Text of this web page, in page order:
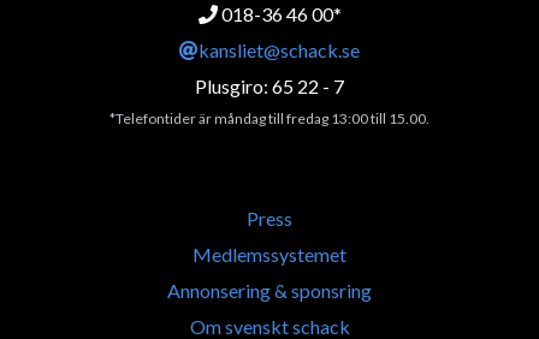
018-36 46 00*
kansliet@schack.se
Plusgiro: 65 22 - 7
*Telefontider är måndag till fredag 13:00 till 15.00.
Press
Medlemssystemet
Annonsering & sponsring
Om svenskt schack